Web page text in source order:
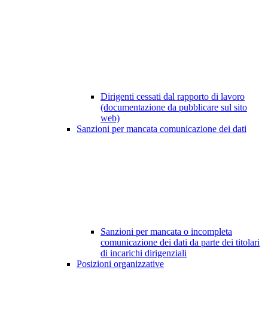
Dirigenti cessati dal rapporto di lavoro
(documentazione da pubblicare sul sito
web)
Sanzioni per mancata comunicazione dei dati
Sanzioni per mancata o incompleta
comunicazione dei dati da parte dei titolari
di incarichi dirigenziali
Posizioni organizzative